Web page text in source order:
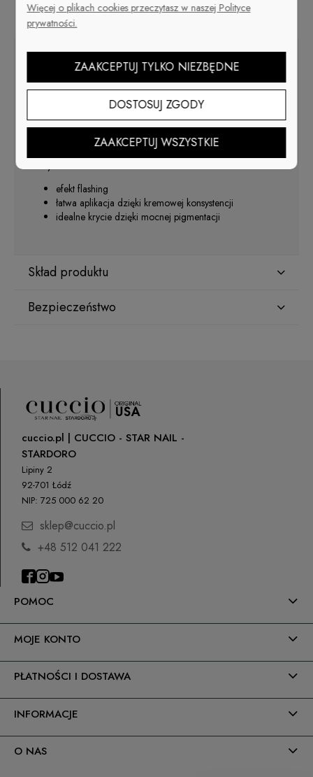
Opis
Stardoro Flash to hybrydy o wielu twarzach. Dzięki efektowi
flash w zależności od natężenia światła stylizacja będzie się
zmieniać. A wszystko to dzięki połyskującym drobinkom które
dają subtelny efekt błysku oraz dodatkowi płatków które
odbijają mocniejsze światło.
Lakier Hybrydowy Flash 05
efekt flashing
łatwa aplikacja dzięki kremowej konsystencji
idealne krycie dzięki mocnej pigmentacji
Skład produktu
Bezpieczeństwo
90-361 Łódź, Polska
uwagi@gnb-lab.com
Importer
P.H. NEXT Maciej Wojnarowski
Słoneczna 10
91-491 Łódź, Polska
biuro@cuccio.pl
POMOC
MOJE KONTO
PŁATNOŚCI I DOSTAWA
INFORMACJE
O NAS
cuccio.pl | CUCCIO - STAR NAIL -
STARDORO
Lipiny 2
92-701 Łódź
NIP: 725 000 62 20
sklep@cuccio.pl
+48 512 041 222
Więcej o plikach cookies przeczytasz w naszej Polityce
prywatności.
ZAAKCEPTUJ TYLKO NIEZBĘDNE
DOSTOSUJ ZGODY
ZAAKCEPTUJ WSZYSTKIE